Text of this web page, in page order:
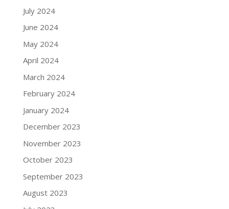
July 2024
June 2024
May 2024
April 2024
March 2024
February 2024
January 2024
December 2023
November 2023
October 2023
September 2023
August 2023